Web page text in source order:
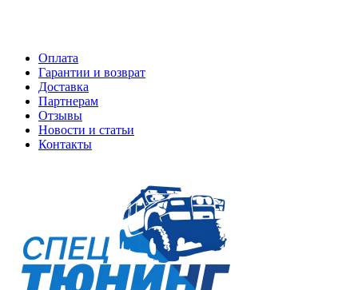
Оплата
Гарантии и возврат
Доставка
Партнерам
Отзывы
Новости и статьи
Контакты